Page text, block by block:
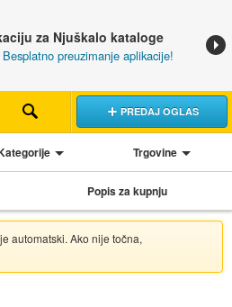
za Njuškalo kataloge
preuzimanje aplikacije!
PREDAJ OGLAS
Trgovine
Popis za kupnju
automatski. Ako nije točna,